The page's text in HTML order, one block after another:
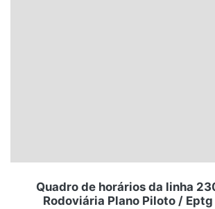
Quadro de horários da linha
Rodoviária Plano Piloto / Eptg